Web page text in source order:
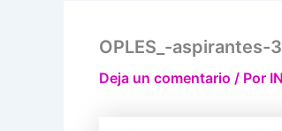
OPLES_-aspirantes-
Deja un comentario / Por